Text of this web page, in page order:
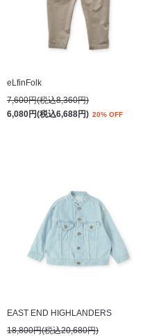
eLfinFolk
7,600円(税込8,360円)
6,080円(税込6,688円) 20% OFF
EAST END HIGHLANDERS
18,800円(税込20,680円)